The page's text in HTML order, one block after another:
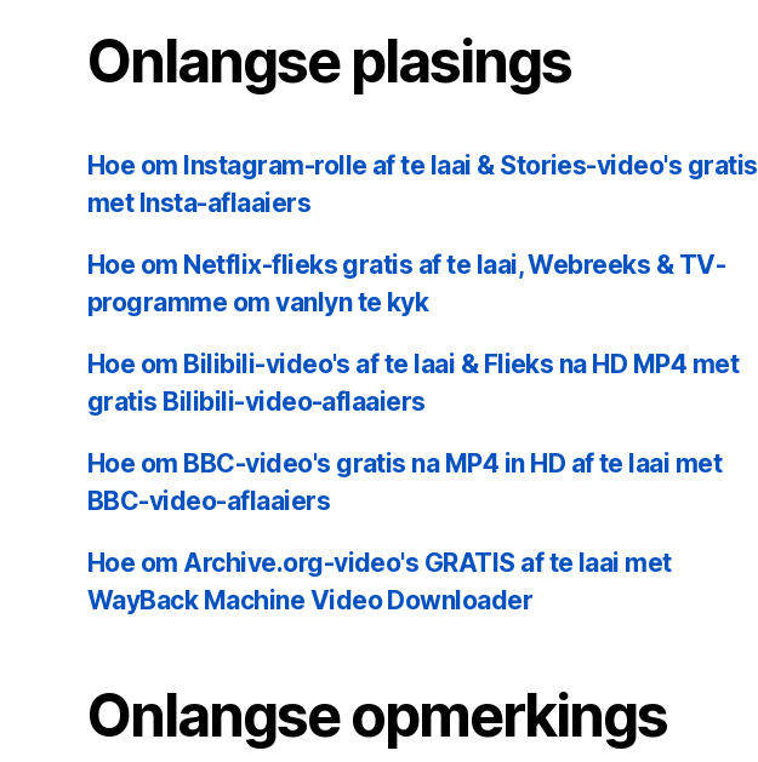
Onlangse plasings
Hoe om Instagram-rolle af te laai & Stories-video's gratis
met Insta-aflaaiers
Hoe om Netflix-flieks gratis af te laai, Webreeks & TV-
programme om vanlyn te kyk
Hoe om Bilibili-video's af te laai & Flieks na HD MP4 met
gratis Bilibili-video-aflaaiers
Hoe om BBC-video's gratis na MP4 in HD af te laai met
BBC-video-aflaaiers
Hoe om Archive.org-video's GRATIS af te laai met
WayBack Machine Video Downloader
Onlangse opmerkings